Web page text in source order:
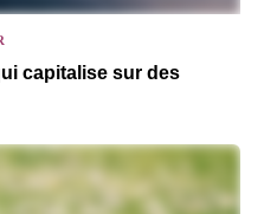
capitalise sur des